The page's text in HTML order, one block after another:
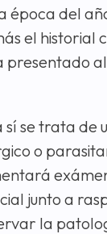
época del
el historial
presentado
se trata de
o
junto a
la